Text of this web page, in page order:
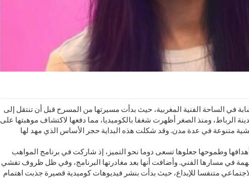
في الساحة الفنية المغربية، حيث بدأت مسيرتها من المسرح قبل أن تنتقل إلى
الرباط، ومنذ الصغر أظهرت شغفا بالكوميديا، مما دفعها لاكتشاف موهبتها على
متنوعة في عدة مدن. وقد شكلت هذه البداية حجر الأساس الذي مهد لها
وطموحها جعلوها تسعى دوما نحو التميز، إذ شاركت في برنامج المواهب
في مسارها الفني. وأضافت أنها بعد مغادرتها البرنامج، وفي ظل ظروف تفشي
متنفسا للإبداع، حيث بدأت بنشر فيديوهات كوميدية قصيرة جذبت اهتمام